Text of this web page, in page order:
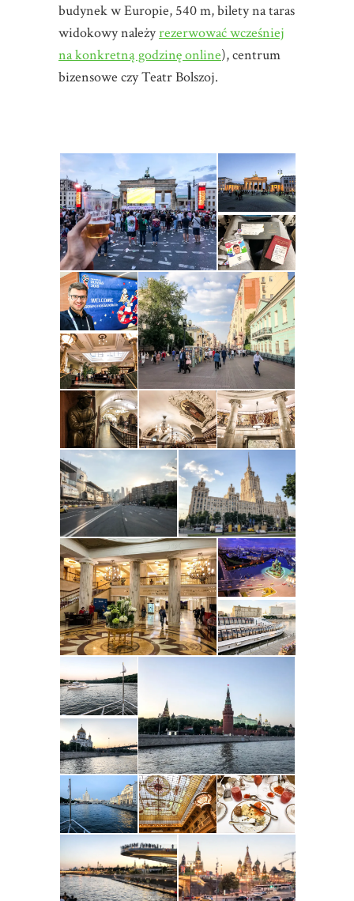
budynek w Europie, 540 m, bilety na taras
widokowy należyrezerwować wcześniej
na konkretną godzinę online), centrum
bizensowe czy Teatr Bolszoj.